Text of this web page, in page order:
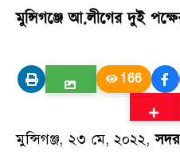
মুন্সিগঞ্জে আ.লীগের দুই
166
মুন্সিগঞ্জ, ২৩ মে, ২০২২,সদর